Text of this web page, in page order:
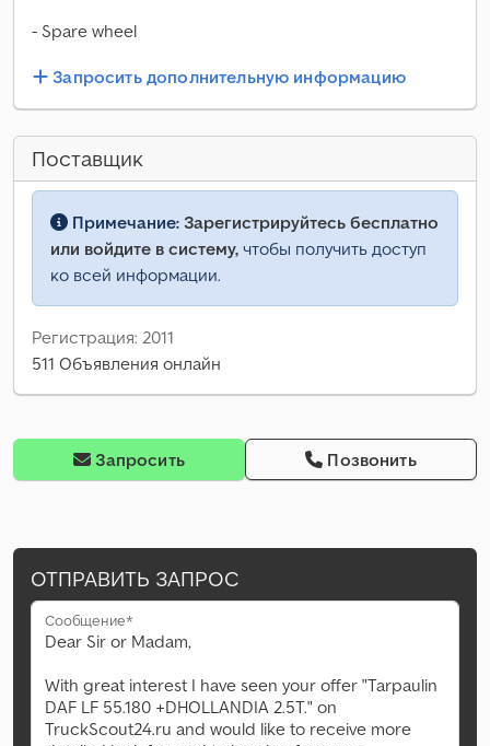
- Spare wheel
Запросить дополнительную информацию
Поставщик
Примечание: Зарегистрируйтесь бесплатно
или войдите в систему, чтобы получить доступ
ко всей информации.
Регистрация: 2011
511 Объявления онлайн
Запросить Позвонить
ОТПРАВИТЬ ЗАПРОС
Сообщение*